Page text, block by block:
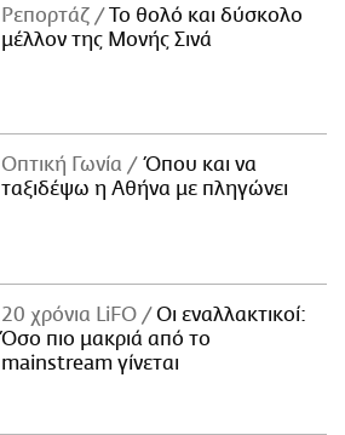
Ρεπορτάζ
Το θολό και δύσκολο
μέλλον της Μονής Σινά
Οπτική Γωνία
Όπου και να
ταξιδέψω η Αθήνα με πληγώνει
20 χρόνια LiFO
Οι εναλλακτικοί:
Όσο πιο μακριά από το
mainstream γίνεται